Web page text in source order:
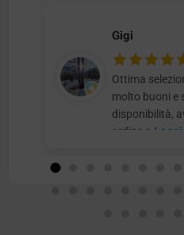
Gigi
Ottima
molto buoni e
disponibilità,
ordine e